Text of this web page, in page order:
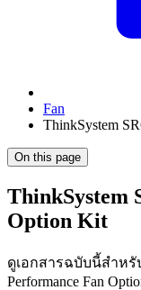
Fan
ThinkSystem
On this page
ThinkSystem
Option Kit
ดูเอกสารฉบับนี้สำหรั
Performance Fan